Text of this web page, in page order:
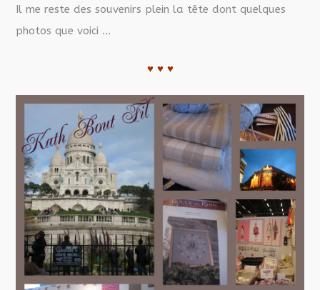
Il me reste des souvenirs plein la tête dont quelques
photos que voici …
♥ ♥ ♥